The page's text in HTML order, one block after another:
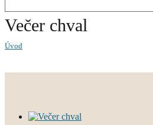
Večer chval
Úvod